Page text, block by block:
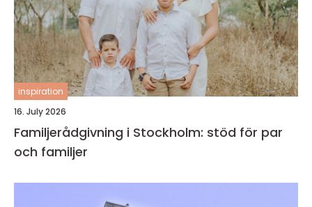
inspiration
16. July 2026
Familjerådgivning i Stockholm: stöd för par
och familjer